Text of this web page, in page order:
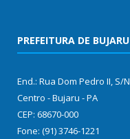
PREFEITURA DE BUJARU
End.: Rua Dom Pedro II, S/N
Centro - Bujaru - PA
CEP: 68670-000
Fone: (91) 3746-1221